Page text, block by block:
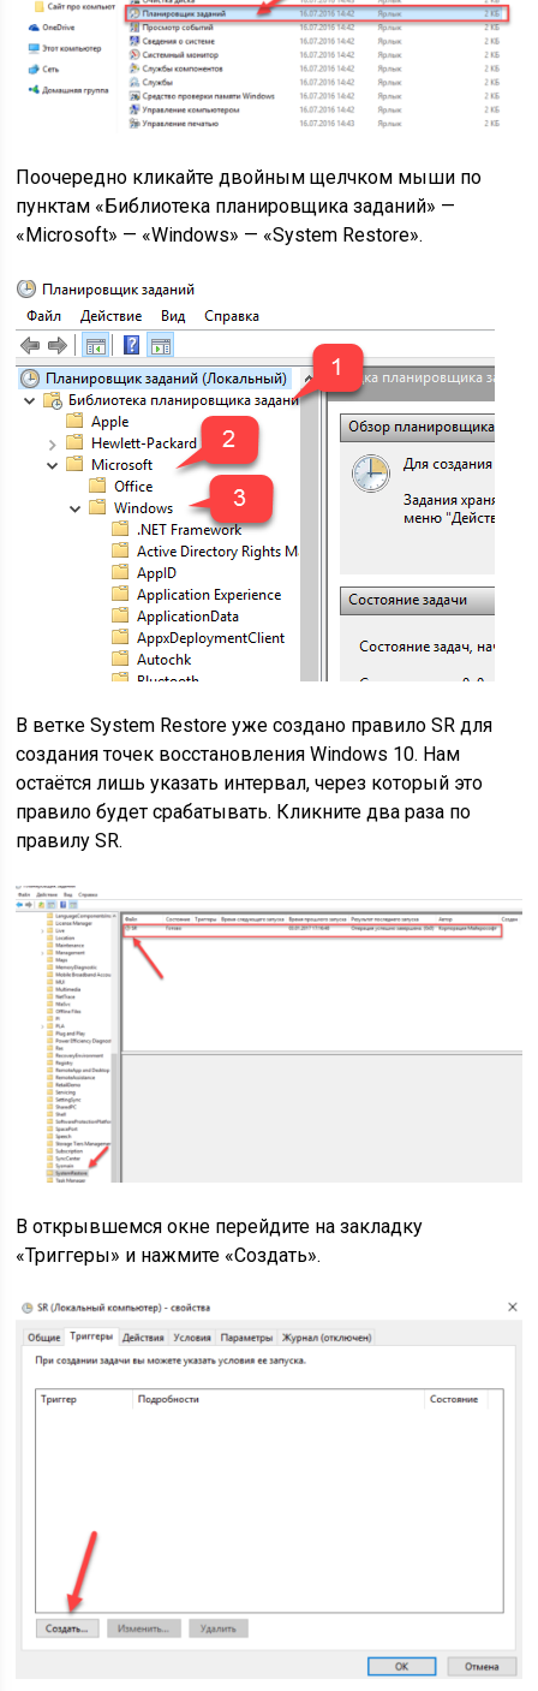
Поочередно кликайте двойным щелчком мыши по
пунктам «Библиотека планировщика заданий» —
«Microsoft» — «Windows» — «System Restore».
В ветке System Restore уже создано правило SR для
создания точек восстановления Windows 10. Нам
остаётся лишь указать интервал, через который это
правило будет срабатывать. Кликните два раза по
правилу SR.
В открывшемся окне перейдите на закладку
«Триггеры» и нажмите «Создать».